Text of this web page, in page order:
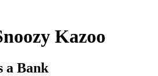
Kazoo
a Bank